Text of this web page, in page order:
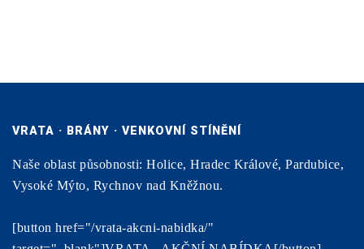
VRATA · BRÁNY · VENKOVNÍ STÍNĚNÍ
Naše oblast působnosti: Holice, Hradec Králové, Pardubice,
Vysoké Mýto, Rychnov nad Kněžnou.
[button href="/vrata-akcni-nabidka/"